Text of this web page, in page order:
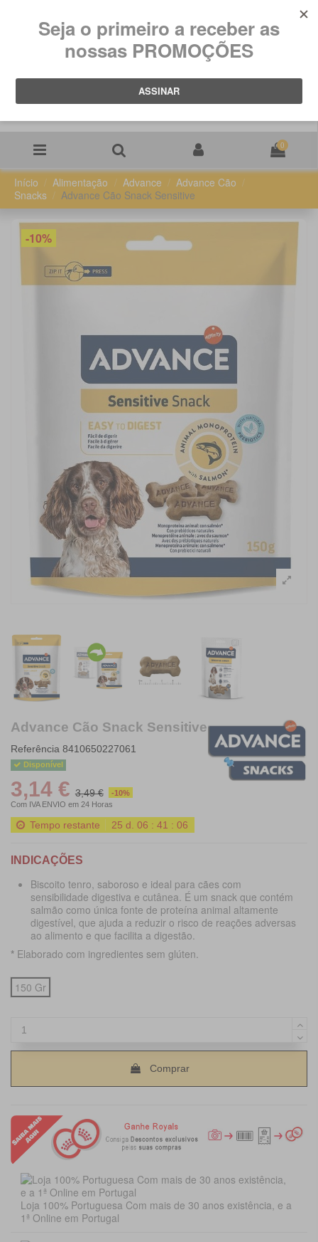
0
Início Alimentação Advance
Advance Cão
Snacks
Advance Cão Snack Sensitive
-10%
Advance Cão Snack Sensitive
Referência 8410650227061
Disponível
3,14 € 3,49 €
-10%
Com IVA ENVIO em 24 Horas
Tempo restante 25 d. 06 :41 :04
INDICAÇÕES
Biscoito tenro, saboroso e ideal para cães com
sensibilidade digestiva e cutânea. É um snack que contém
salmão como única fonte de proteína animal altamente
digestível, que ajuda a reduzir o risco de reações adversas
ao alimento e que facilita a digestão.
* Elaborado com ingredientes sem glúten.
150 Gr
Comprar
Loja 100% Portuguesa Com mais de 30 anos existência, e a
1ª Online em Portugal